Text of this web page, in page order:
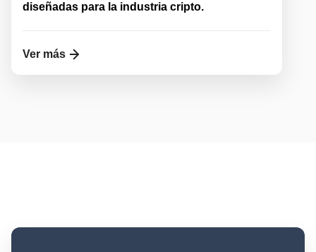
diseñadas para la industria cripto.
Ver más